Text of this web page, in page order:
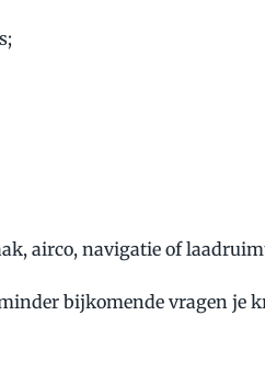
airco, navigatie of
bijkomende vragen je